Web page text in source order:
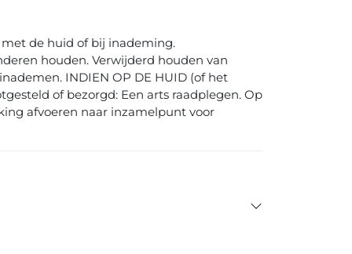
de huid of bij inademing.
houden. Verwijderd houden van
INDIEN OP DE HUID (of het
of bezorgd: Een arts raadplegen. Op
afvoeren naar inzamelpunt voor